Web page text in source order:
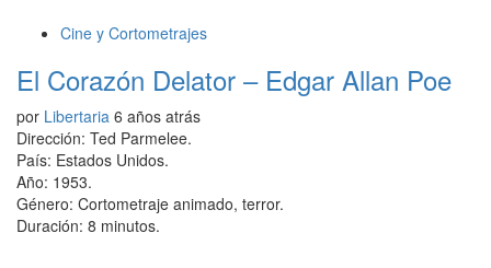
Cine y Cortometrajes
El Corazón Delator – Edgar Allan Poe
por Libertaria 6 años atrás
Dirección: Ted Parmelee.
País: Estados Unidos.
Año: 1953.
Género: Cortometraje animado, terror.
Duración: 8 minutos.